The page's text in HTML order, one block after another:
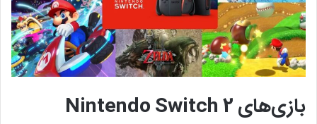
بازی‌های Nintendo Switch 2